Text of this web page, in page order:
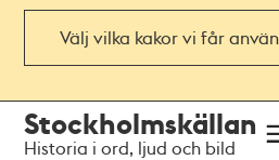
Välj vilka kakor vi får
navigationen
huvudinnehållet
Stockholmskällan
Historia i ord, ljud och bild